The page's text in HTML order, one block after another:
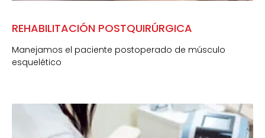
REHABILITACIÓN POSTQUIRÚRGICA
Manejamos el paciente postoperado de músculo
esquelético